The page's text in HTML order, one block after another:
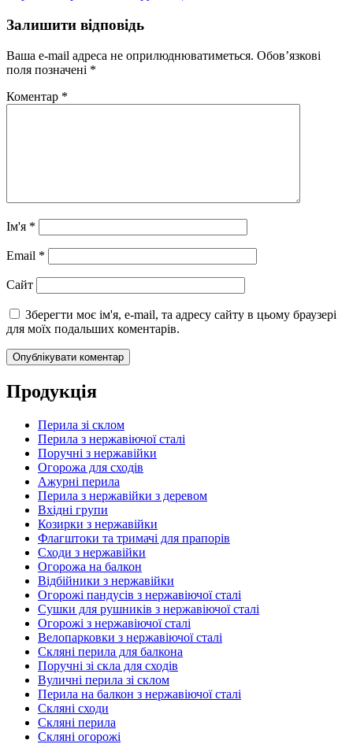
Залишити відповідь
Ваша e-mail адреса не оприлюднюватиметься. Обов’язкові
поля позначені *
Коментар *
Ім'я *
Email *
Сайт
Зберегти моє ім'я, e-mail, та адресу сайту в цьому браузері
для моїх подальших коментарів.
Продукція
Перила зі склом
Перила з нержавіючої сталі
Поручні з нержавійки
Огорожа для сходів
Ажурні перила
Перила з нержавійки з деревом
Вхідні групи
Козирки з нержавійки
Флагштоки та тримачі для прапорів
Сходи з нержавійки
Огорожа на балкон
Відбійники з нержавійки
Огорожі пандусів з нержавіючої сталі
Сушки для рушників з нержавіючої сталі
Огорожі з нержавіючої сталі
Велопарковки з нержавіючої сталі
Скляні перила для балкона
Поручні зі скла для сходів
Вуличні перила зі склом
Перила на балкон з нержавіючої сталі
Скляні сходи
Скляні перила
Скляні огорожі